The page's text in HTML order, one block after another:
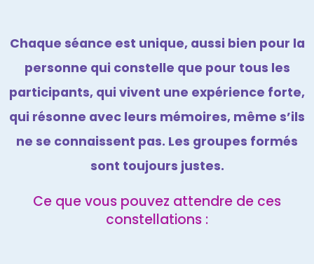
Chaque séance est unique, aussi bien pour la
personne qui constelle que pour tous les
participants, qui vivent une expérience forte,
qui résonne avec leurs mémoires, même s’ils
ne se connaissent pas. Les groupes formés
sont toujours justes.
Ce que vous pouvez attendre de ces
constellations :